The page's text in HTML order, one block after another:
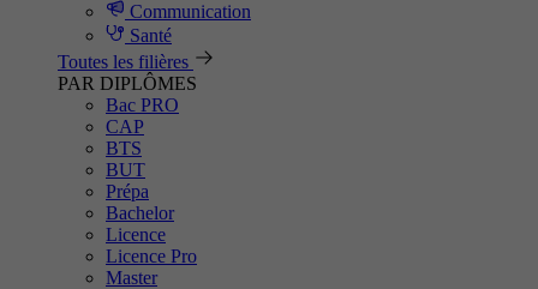
Communication
Santé
Toutes les filières
PAR DIPLÔMES
Bac PRO
CAP
BTS
BUT
Prépa
Bachelor
Licence
Licence Pro
Master